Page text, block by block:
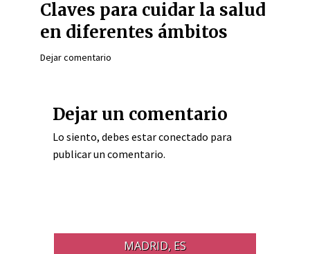
Claves para cuidar la salud
en diferentes ámbitos
Dejar comentario
Dejar un comentario
Lo siento, debes estarconectado para
publicar un comentario.
MADRID, ES